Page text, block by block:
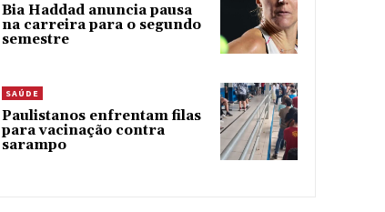
Bia Haddad anuncia pausa
na carreira para o segundo
semestre
SAÚDE
Paulistanos enfrentam filas
para vacinação contra
sarampo